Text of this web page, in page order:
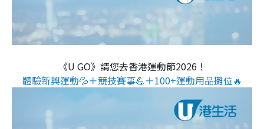
《U GO》請您去香港運動節2026！
體驗新興運動💦＋競技賽事💪＋100+運動用品攤位🔥